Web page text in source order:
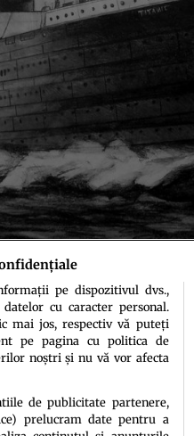
de confidenţialitatePolitica de
pe dispozitivul dvs.,
cu caracter personal.
mai jos, respectiv vă puteți
pe pagina cu politica de
noștri și nu vă vor afecta
de publicitate partenere,
prelucram date pentru a